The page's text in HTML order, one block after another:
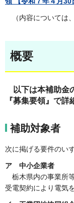
（内容については
概要
以下は本補助金
『募集要領』で詳
補助対象者
次に掲げる要件のい
ア 中小企業者
栃木県内の事業所
受電契約により電気